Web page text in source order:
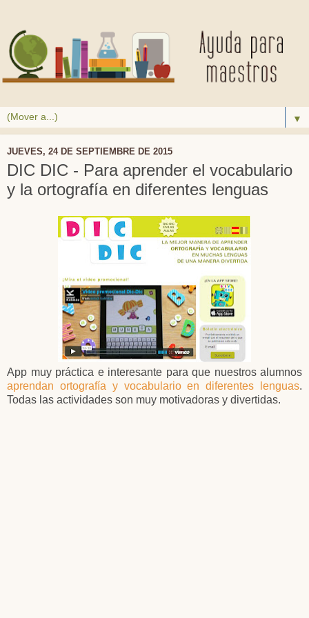
▼
JUEVES, 24 DE SEPTIEMBRE DE 2015
DIC DIC - Para aprender el vocabulario
y la ortografía en diferentes lenguas
App muy práctica e interesante para que nuestros alumnos
aprendan ortografía y vocabulario en diferentes lenguas.
Todas las actividades son muy motivadoras y divertidas.